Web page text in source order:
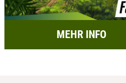
MEHR INFO